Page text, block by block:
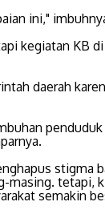
ini,"
kegiatan KB di
daerah
penduduk
stigma
masing. tetapi,
semakin